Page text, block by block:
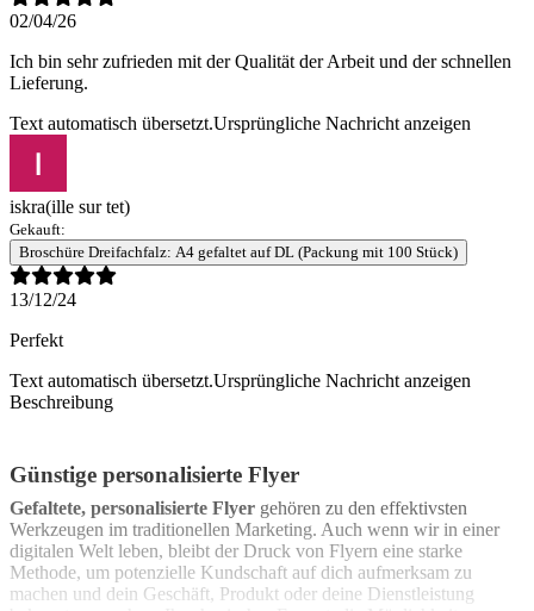
02/04/26
Ich bin sehr zufrieden mit der Qualität der Arbeit und der schnellen
Lieferung.
Text automatisch übersetzt.Ursprüngliche Nachricht anzeigen
iskra(ille sur tet)
Gekauft:
Broschüre Dreifachfalz: A4 gefaltet auf DL (Packung mit 100 Stück)
13/12/24
Perfekt
Text automatisch übersetzt.Ursprüngliche Nachricht anzeigen
Beschreibung
Günstige personalisierte Flyer
Gefaltete, personalisierte Flyer gehören zu den effektivsten
Werkzeugen im traditionellen Marketing. Auch wenn wir in einer
digitalen Welt leben, bleibt der Druck von Flyern eine starke
Methode, um potenzielle Kundschaft auf dich aufmerksam zu
machen und dein Geschäft, Produkt oder deine Dienstleistung